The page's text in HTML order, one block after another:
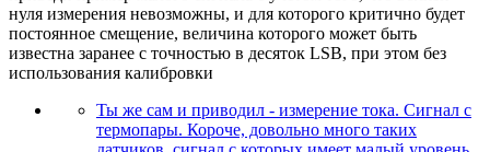
нуля измерения невозможны, и для которого критично будет
постоянное смещение, величина которого может быть
известна заранее с точностью в десяток LSB, при этом без
использования калибровки
Ты же сам и приводил - измерение тока. Сигнал с
термопары. Короче, довольно много таких